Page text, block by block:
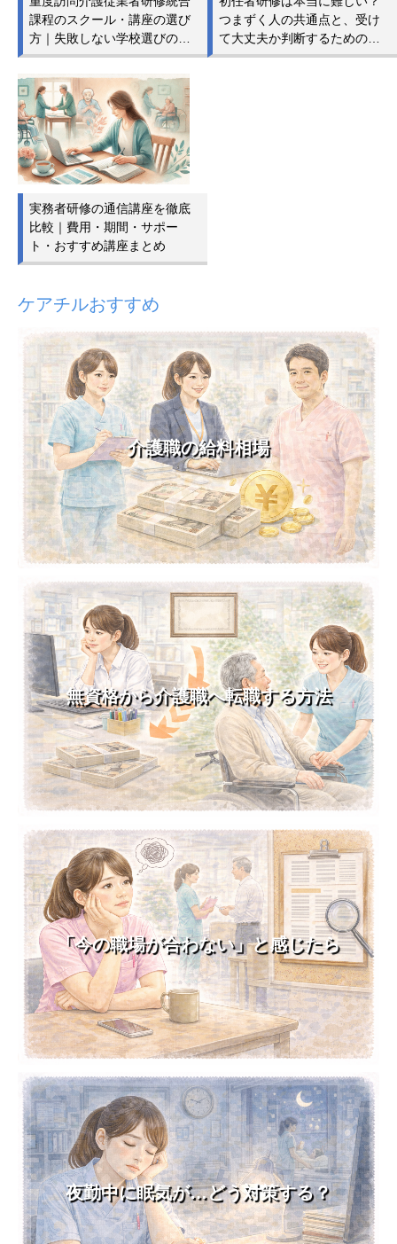
課程のスクール・講座の選び
方｜失敗しない学校選びの…
つまずく人の共通点と、受け
て大丈夫か判断するための…
実務者研修の通信講座を徹底
比較｜費用・期間・サポー
ト・おすすめ講座まとめ
ケアチルおすすめ
介護職の給料相場
無資格から介護職へ転職する方法
「今の職場が合わない」と感じたら
夜勤中に眠気が…どう対策する？